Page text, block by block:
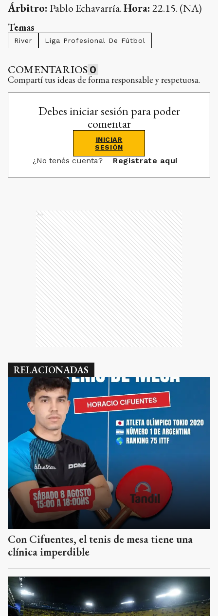
Árbitro: Pablo Echavarría.Hora: 22.15. (NA)
Temas
River Liga Profesional De Fútbol
COMENTARIOS 0
Compartí tus ideas de forma responsable y respetuosa.
Debes iniciar sesión para poder
comentar
INICIAR
SESIÓN
¿No tenés cuenta? Registrate aquí
Ads
RELACIONADAS
Con Cifuentes, el tenis de mesa tiene una
clínica imperdible